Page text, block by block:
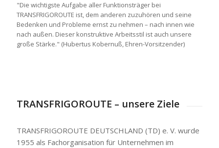
"Die wichtigste Aufgabe aller Funktionsträger bei
TRANSFRIGOROUTE ist, dem anderen zuzuhören und seine
Bedenken und Probleme ernst zu nehmen – nach innen wie
nach außen. Dieser konstruktive Arbeitsstil ist auch unsere
große Stärke." (Hubertus Kobernuß, Ehren-Vorsitzender)
TRANSFRIGOROUTE – unsere Ziele
TRANSFRIGOROUTE DEUTSCHLAND (TD) e. V. wurde
1955 als Fachorganisation für Unternehmen im